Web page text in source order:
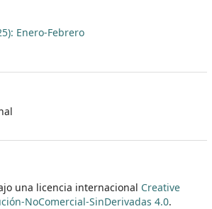
Enero-Febrero
una licencia internacional Creative
NoComercial-SinDerivadas 4.0.